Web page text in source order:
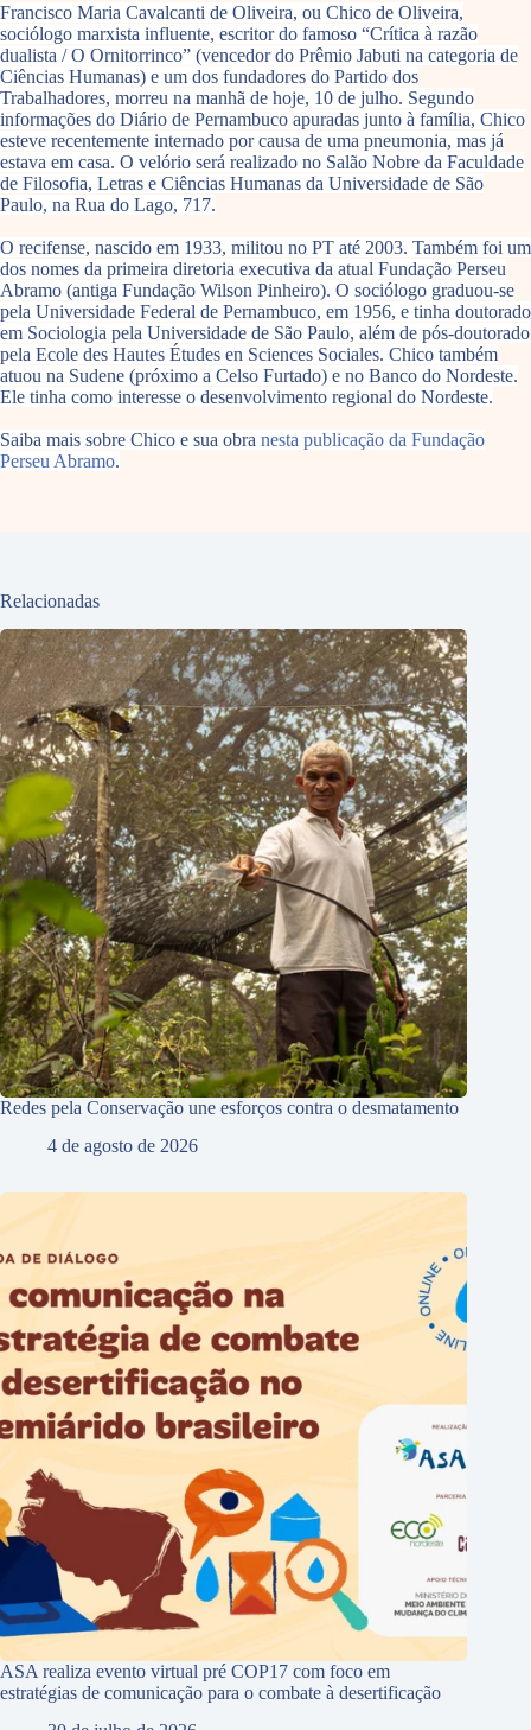
Francisco Maria Cavalcanti de Oliveira, ou Chico de Oliveira,
sociólogo marxista influente, escritor do famoso “Crítica à razão
dualista / O Ornitorrinco” (vencedor do Prêmio Jabuti na categoria de
Ciências Humanas) e um dos fundadores do Partido dos
Trabalhadores, morreu na manhã de hoje, 10 de julho. Segundo
informações do Diário de Pernambuco apuradas junto à família, Chico
esteve recentemente internado por causa de uma pneumonia, mas já
estava em casa. O velório será realizado no Salão Nobre da Faculdade
de Filosofia, Letras e Ciências Humanas da Universidade de São
Paulo, na Rua do Lago, 717.
O recifense, nascido em 1933, militou no PT até 2003. Também foi um
dos nomes da primeira diretoria executiva da atual Fundação Perseu
Abramo (antiga Fundação Wilson Pinheiro). O sociólogo graduou-se
pela Universidade Federal de Pernambuco, em 1956, e tinha doutorado
em Sociologia pela Universidade de São Paulo, além de pós-doutorado
pela Ecole des Hautes Études en Sciences Sociales. Chico também
atuou na Sudene (próximo a Celso Furtado) e no Banco do Nordeste.
Ele tinha como interesse o desenvolvimento regional do Nordeste.
Saiba mais sobre Chico e sua obra nesta publicação da Fundação
Perseu Abramo.
Relacionadas
Redes pela Conservação une esforços contra o desmatamento
4 de agosto de 2026
ASA realiza evento virtual pré COP17 com foco em
estratégias de comunicação para o combate à desertificação